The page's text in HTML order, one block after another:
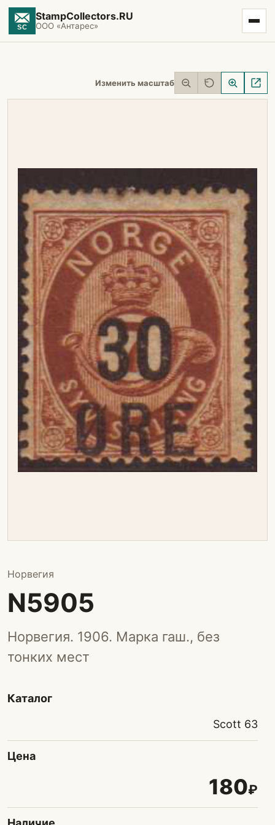
StampCollectors.RU
ООО «Антарес»
Изменить масштаб
Норвегия
N5905
Норвегия. 1906. Марка гаш., без
тонких мест
Каталог
Scott 63
Цена
180₽